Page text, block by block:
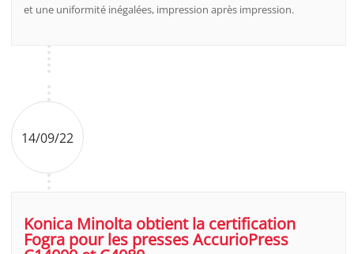
et une uniformité inégalées, impression après impression.
14/09/22
Konica Minolta obtient la certification
Fogra pour les presses AccurioPress